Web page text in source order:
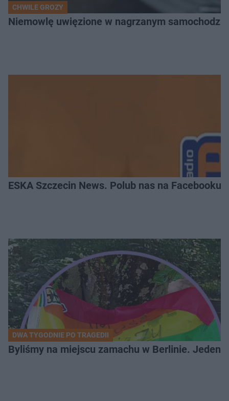
CHWILE GROZY
Niemowlę uwięzione w nagrzanym
ESKA Szczecin News. Polub nas na Facebooku!
DWA TYGODNIE PO TRAGEDII
Byliśmy na miejscu zamachu w Berlinie. Jeden